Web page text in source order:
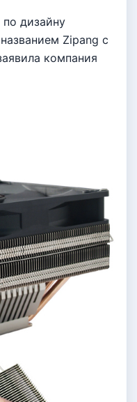
дизайну
Zipang с
компания